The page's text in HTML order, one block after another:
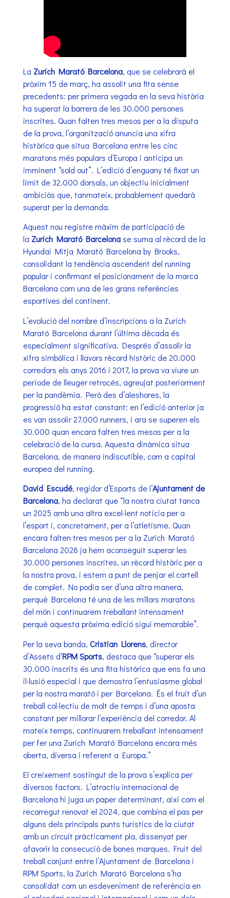
La Zurich Marató Barcelona, que se celebrarà el
pròxim 15 de març, ha assolit una fita sense
precedents: per primera vegada en la seva història
ha superat la barrera de les 30.000 persones
inscrites. Quan falten tres mesos per a la disputa
de la prova, l’organització anuncia una xifra
històrica que situa Barcelona entre les cinc
maratons més populars d’Europa i anticipa un
imminent “sold out”. L’edició d’enguany té fixat un
límit de 32.000 dorsals, un objectiu inicialment
ambiciós que, tanmateix, probablement quedarà
superat per la demanda.
Aquest nou registre màxim de participació de
la Zurich Marató Barcelonase suma al rècord de la
Hyundai Mitja Marató Barcelona by Brooks,
consolidant la tendència ascendent del running
popular i confirmant el posicionament de la marca
Barcelona com una de les grans referències
esportives del continent.
L’evolució del nombre d’inscripcions a la Zurich
Marató Barcelona durant l’última dècada és
especialment significativa. Després d’assolir la
xifra simbòlica i llavors rècord històric de 20.000
corredors els anys 2016 i 2017, la prova va viure un
període de lleuger retrocés, agreujat posteriorment
per la pandèmia. Però des d’aleshores, la
progressió ha estat constant: en l’edició anterior ja
es van assolir 27.000 runners, i ara se superen els
30.000 quan encara falten tres mesos per a la
celebració de la cursa. Aquesta dinàmica situa
Barcelona, de manera indiscutible, com a capital
europea del running.
David Escudé, regidor d’Esports de l’Ajuntament de
Barcelona, ha declarat que “la nostra ciutat tanca
un 2025 amb una altra excel·lent notícia per a
l’esport i, concretament, per a l’atletisme. Quan
encara falten tres mesos per a la Zurich Marató
Barcelona 2026 ja hem aconseguit superar les
30.000 persones inscrites, un rècord històric per a
la nostra prova, i estem a punt de penjar el cartell
de complet. No podia ser d’una altra manera,
perquè Barcelona té una de les millors maratons
del món i continuarem treballant intensament
perquè aquesta pròxima edició sigui memorable”.
Per la seva banda, Cristian Llorens, director
d’Assets d’RPM Sports, destaca que “superar els
30.000 inscrits és una fita històrica que ens fa una
il·lusió especial i que demostra l’entusiasme global
per la nostra marató i per Barcelona. És el fruit d’un
treball col·lectiu de molt de temps i d’una aposta
constant per millorar l’experiència del corredor. Al
mateix temps, continuarem treballant intensament
per fer una Zurich Marató Barcelona encara més
oberta, diversa i referent a Europa.”
El creixement sostingut de la prova s’explica per
diversos factors. L’atractiu internacional de
Barcelona hi juga un paper determinant, així com el
recorregut renovat el 2024, que combina el pas per
alguns dels principals punts turístics de la ciutat
amb un circuit pràcticament pla, dissenyat per
afavorir la consecució de bones marques. Fruit del
treball conjunt entre l’Ajuntament de Barcelona i
RPM Sports, la Zurich Marató Barcelona s’ha
consolidat com un esdeveniment de referència en